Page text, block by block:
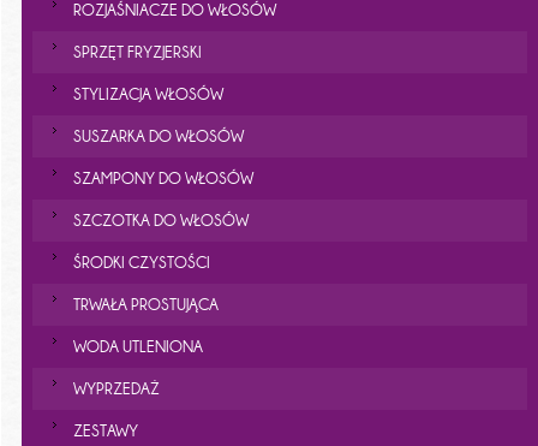
ROZJAŚNIACZE DO WŁOSÓW
SPRZĘT FRYZJERSKI
STYLIZACJA WŁOSÓW
SUSZARKA DO WŁOSÓW
SZAMPONY DO WŁOSÓW
SZCZOTKA DO WŁOSÓW
ŚRODKI CZYSTOŚCI
TRWAŁA PROSTUJĄCA
WODA UTLENIONA
WYPRZEDAŻ
ZESTAWY